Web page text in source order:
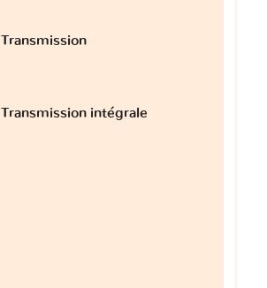
Transmission
Transmission intégrale